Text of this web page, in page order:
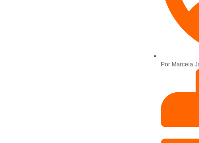
Por Marcela